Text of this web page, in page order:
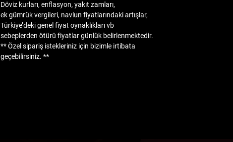
aftermarket ve performance ürünlerdir.
Youtube Kanalımızda, ürünlerimizi
aldığımız fabrikaları, fabrika içinden ürün
anlatımları, konteyner geliş ve açılma
videoları, ürün montaj videolarını
Döviz kurları, enflasyon, yakıt zamları,
ek gümrük vergileri, navlun fiyatlarındaki artışlar,
Türkiye’deki genel fiyat oynaklıkları vb
sebeplerden ötürü fiyatlar günlük belirlenmektedir.
** Özel sipariş istekleriniz için bizimle irtibata
geçebilirsiniz. **